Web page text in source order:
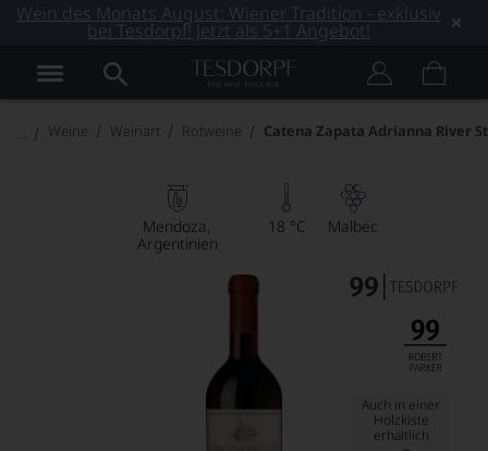
Wein des Monats August: Wiener Tradition - exklusiv
bei Tesdorpf! Jetzt als 5+1 Angebot!
Weine Weinart Rotweine Catena Zapata Adrianna River
Mendoza
Argentinien
18 °C Malbec
Auch in einer
Holzkiste
erhältlich